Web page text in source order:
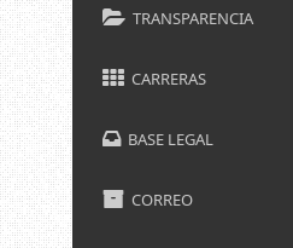
TRANSPARENCIA
CARRERAS
BASE LEGAL
CORREO